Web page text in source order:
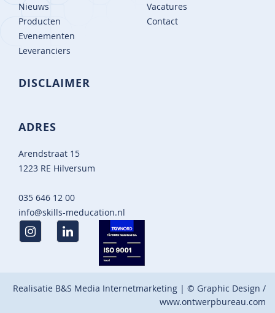
Nieuws
Producten
Evenementen
Leveranciers
Vacatures
Contact
DISCLAIMER
ADRES
Arendstraat 15
1223 RE Hilversum
035 646 12 00
info@skills-meducation.nl
Realisatie B&S Media Internetmarketing | © Graphic Design /
www.ontwerpbureau.com